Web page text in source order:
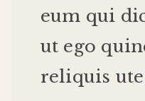
eum qui
ut ego
reliquis